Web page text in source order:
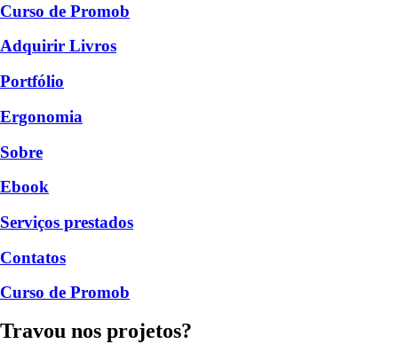
Curso de Promob
Adquirir Livros
Portfólio
Ergonomia
Sobre
Ebook
Serviços prestados
Contatos
Curso de Promob
Travou nos projetos?